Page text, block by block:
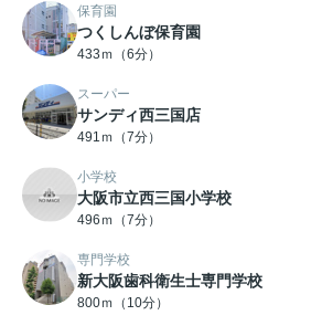
保育園
つくしんぼ保育園
433ｍ（6分）
スーパー
サンディ西三国店
491ｍ（7分）
小学校
大阪市立西三国小学校
496ｍ（7分）
専門学校
新大阪歯科衛生士専門学校
800ｍ（10分）